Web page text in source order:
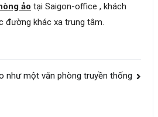
ảo tại Saigon-office , khách
đường khác xa trung tâm.
như một văn phòng truyền thống